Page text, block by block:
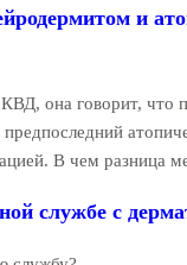
и
она говорит, что
В чем разница
службе с